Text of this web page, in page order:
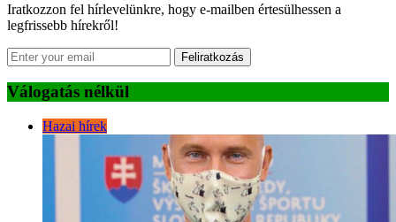
Iratkozzon fel hírlevelünkre, hogy e-mailben értesülhessen a
legfrissebb hírekről!
Feliratkozás
Válogatás nélkül
Hazai hírek